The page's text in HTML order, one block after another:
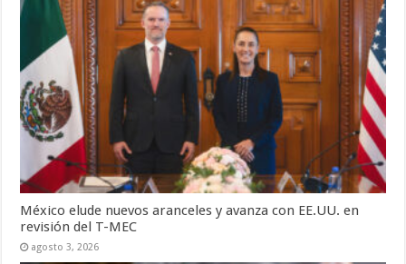
México elude nuevos aranceles y avanza con EE.UU. en
revisión del T-MEC
agosto 3, 2026